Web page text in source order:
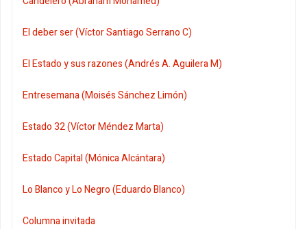
El deber ser (Víctor Santiago Serrano C)
El Estado y sus razones (Andrés A. Aguilera M)
Entresemana (Moisés Sánchez Limón)
Estado 32 (Víctor Méndez Marta)
Estado Capital (Mónica Alcántara)
Lo Blanco y Lo Negro (Eduardo Blanco)
Columna invitada